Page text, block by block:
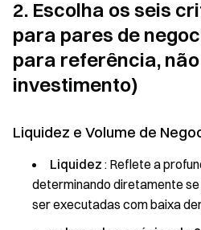
2. Escolha os seis
para pares de
para referência,
investimento)
Liquidez e Volume de
Liquidez : Reflete a
determinando diretamente
ser executadas com baixa